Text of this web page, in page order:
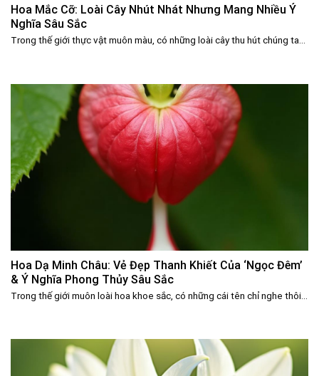
Hoa Mắc Cỡ: Loài Cây Nhút Nhát Nhưng Mang Nhiều Ý
Nghĩa Sâu Sắc
Trong thế giới thực vật muôn màu, có những loài cây thu hút chúng ta...
Hoa Dạ Minh Châu: Vẻ Đẹp Thanh Khiết Của ‘Ngọc Đêm’
& Ý Nghĩa Phong Thủy Sâu Sắc
Trong thế giới muôn loài hoa khoe sắc, có những cái tên chỉ nghe thôi...